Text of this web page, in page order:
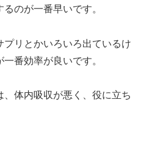
のが一番早いです。
リとかいろいろ出ているけ
番効率が良いです。
体内吸収が悪く、役に立ち